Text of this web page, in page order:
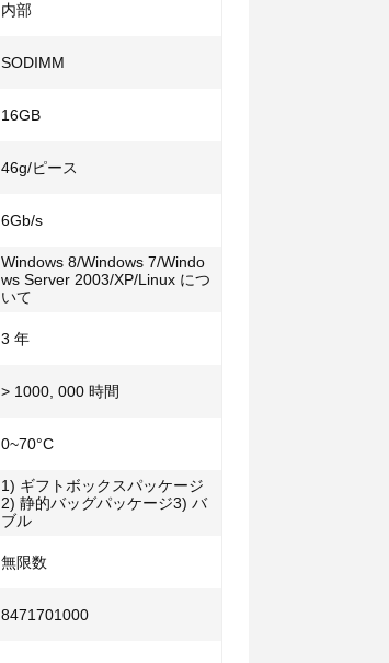
内部
SODIMM
16GB
46g/ピース
6Gb/s
Windows 8/Windows 7/Windo
ws Server 2003/XP/Linux につ
いて
3 年
> 1000, 000 時間
0~70°C
1) ギフトボックスパッケージ
2) 静的バッグパッケージ3) バ
ブル
無限数
8471701000